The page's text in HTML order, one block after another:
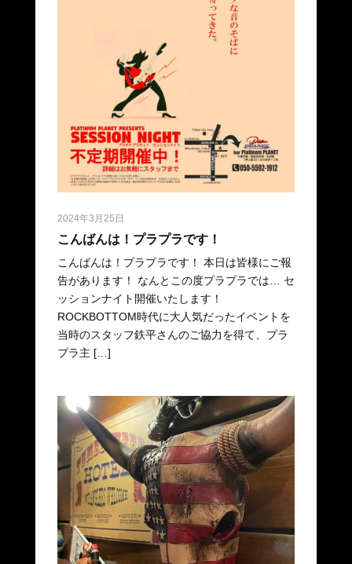
2024年3月25日
こんばんは！プラプラです！
こんばんは！プラプラです！ 本日は皆様にご報
告があります！ なんとこの度プラプラでは… セ
ッションナイト開催いたします！
ROCKBOTTOM時代に大人気だったイベントを
当時のスタッフ鉄平さんのご協力を得て、プラ
プラ主 […]